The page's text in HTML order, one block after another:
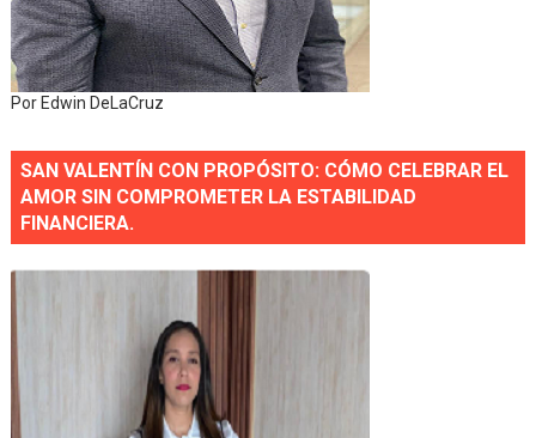
Por Edwin DeLaCruz
SAN VALENTÍN CON PROPÓSITO: CÓMO CELEBRAR EL
AMOR SIN COMPROMETER LA ESTABILIDAD
FINANCIERA.